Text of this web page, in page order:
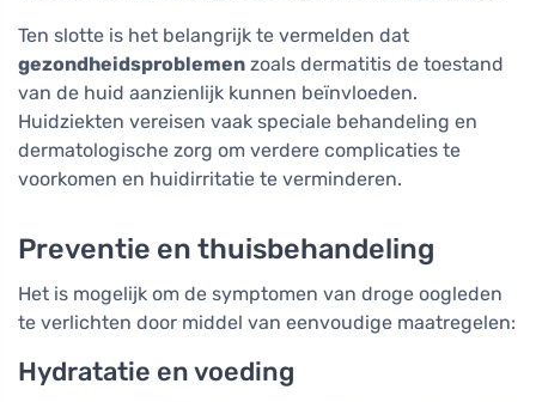
Ten slotte is het belangrijk te vermelden dat
gezondheidsproblemen zoals dermatitis de toestand
van de huid aanzienlijk kunnen beïnvloeden.
Huidziekten vereisen vaak speciale behandeling en
dermatologische zorg om verdere complicaties te
voorkomen en huidirritatie te verminderen.
Preventie en thuisbehandeling
Het is mogelijk om de symptomen van droge oogleden
te verlichten door middel van eenvoudige maatregelen:
Hydratatie en voeding